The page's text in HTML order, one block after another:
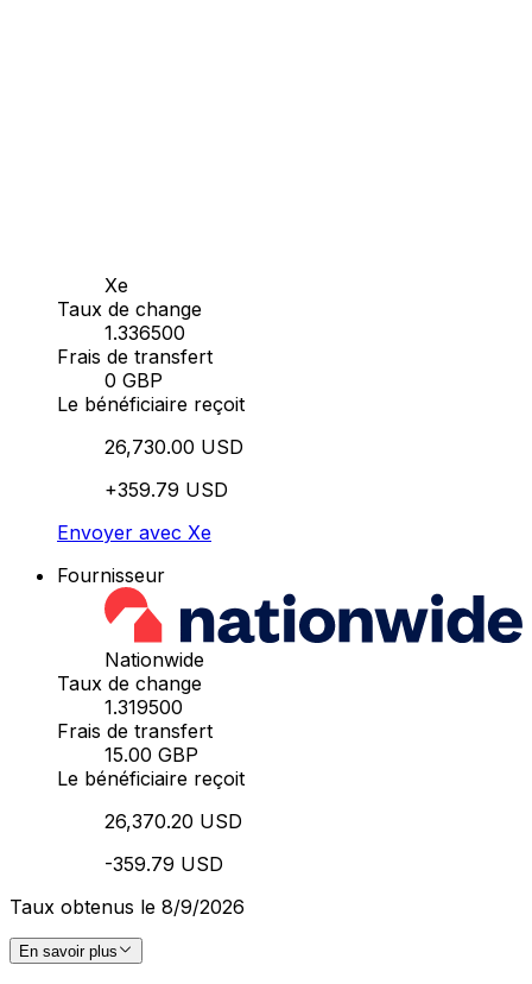
Xe
Taux de change
1.336500
Frais de transfert
0 GBP
Le bénéficiaire reçoit
26,730.00 USD
+359.79 USD
Envoyer avec Xe
Fournisseur
Nationwide
Taux de change
1.319500
Frais de transfert
15.00 GBP
Le bénéficiaire reçoit
26,370.20 USD
-359.79 USD
Taux obtenus le 8/9/2026
En savoir plus